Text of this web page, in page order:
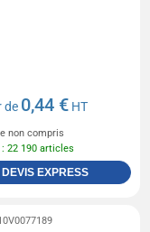
de 0,44 € HT
non compris
: 22 190 articles
DEVIS EXPRESS